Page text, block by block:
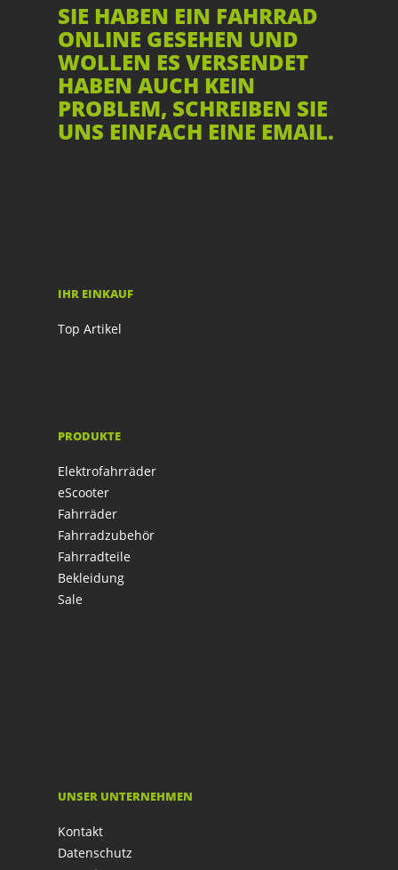
SIE HABEN EIN FAHRRAD
ONLINE GESEHEN UND
WOLLEN ES VERSENDET
HABEN AUCH KEIN
PROBLEM, SCHREIBEN SIE
UNS EINFACH EINE EMAIL.
IHR EINKAUF
Top Artikel
PRODUKTE
Elektrofahrräder
eScooter
Fahrräder
Fahrradzubehör
Fahrradteile
Bekleidung
Sale
UNSER UNTERNEHMEN
Kontakt
Datenschutz